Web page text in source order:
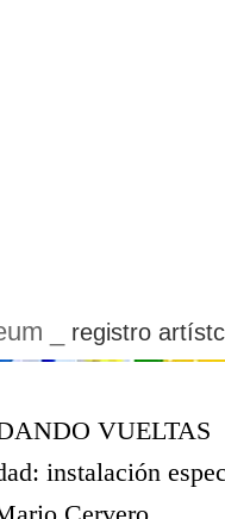
_ registro
VUELTAS
instalación